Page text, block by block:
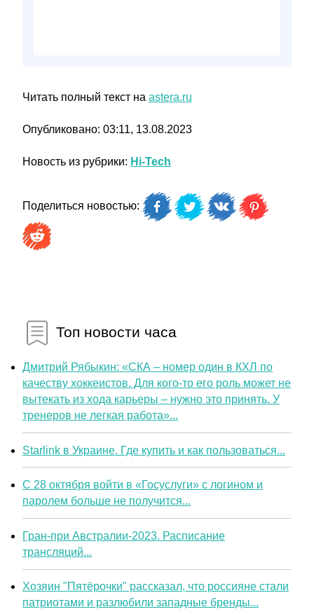
Читать полный текст на astera.ru
Опубликовано: 03:11, 13.08.2023
Новость из рубрики: Hi-Tech
Поделиться новостью:
Топ новости часа
Дмитрий Рябыкин: «СКА – номер один в КХЛ по
качеству хоккеистов. Для кого-то его роль может не
вытекать из хода карьеры – нужно это принять. У
тренеров не легкая работа»...
Starlink в Украине. Где купить и как пользоваться...
С 28 октября войти в «Госуслуги» с логином и
паролем больше не получится...
Гран-при Австралии-2023. Расписание
трансляций...
Хозяин "Пятёрочки" рассказал, что россияне стали
патриотами и разлюбили западные бренды...